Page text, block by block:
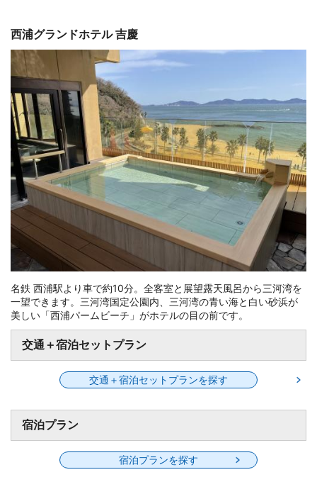
西浦グランドホテル 吉慶
名鉄 西浦駅より車で約10分。全客室と展望露天風呂から三河湾を
一望できます。三河湾国定公園内、三河湾の青い海と白い砂浜が
美しい「西浦パームビーチ」がホテルの目の前です。
交通＋宿泊セットプラン
交通＋宿泊セットプランを探す
宿泊プラン
宿泊プランを探す